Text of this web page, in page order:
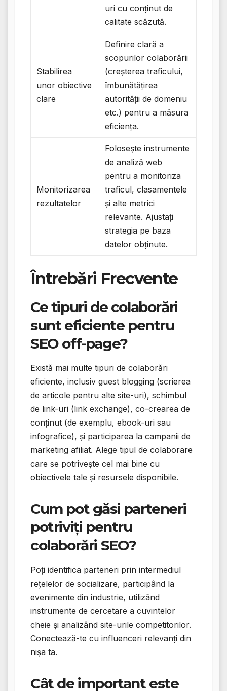
uri cu conținut de
calitate scăzută.
Stabilirea
unor obiective
clare
Definire clară a
scopurilor colaborării
(creșterea traficului,
îmbunătățirea
autorității de domeniu
etc.) pentru a măsura
eficiența.
Monitorizarea
rezultatelor
Folosește instrumente
de analiză web
pentru a monitoriza
traficul, clasamentele
și alte metrici
relevante. Ajustați
strategia pe baza
datelor obținute.
Întrebări Frecvente
Ce tipuri de colaborări
sunt eficiente pentru
SEO off-page?
Există mai multe tipuri de colaborări
eficiente, inclusiv guest blogging (scrierea
de articole pentru alte site-uri), schimbul
de link-uri (link exchange), co-crearea de
conținut (de exemplu, ebook-uri sau
infografice), și participarea la campanii de
marketing afiliat. Alege tipul de colaborare
care se potrivește cel mai bine cu
obiectivele tale și resursele disponibile.
Cum pot găsi parteneri
potriviți pentru
colaborări SEO?
Poți identifica parteneri prin intermediul
rețelelor de socializare, participând la
evenimente din industrie, utilizând
instrumente de cercetare a cuvintelor
cheie și analizând site-urile competitorilor.
Conectează-te cu influenceri relevanți din
nișa ta.
Cât de important este